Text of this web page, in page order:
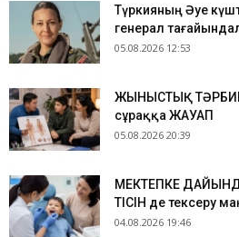
Түркияның Әуе
генерал
05.08.2026 12:53
ЖЫНЫСТЫҚ ТӘРБИЕ
сұраққа ЖАУАП
05.08.2026 20:39
МЕКТЕПКЕ
ТІСІН де тексеру
04.08.2026 19:46